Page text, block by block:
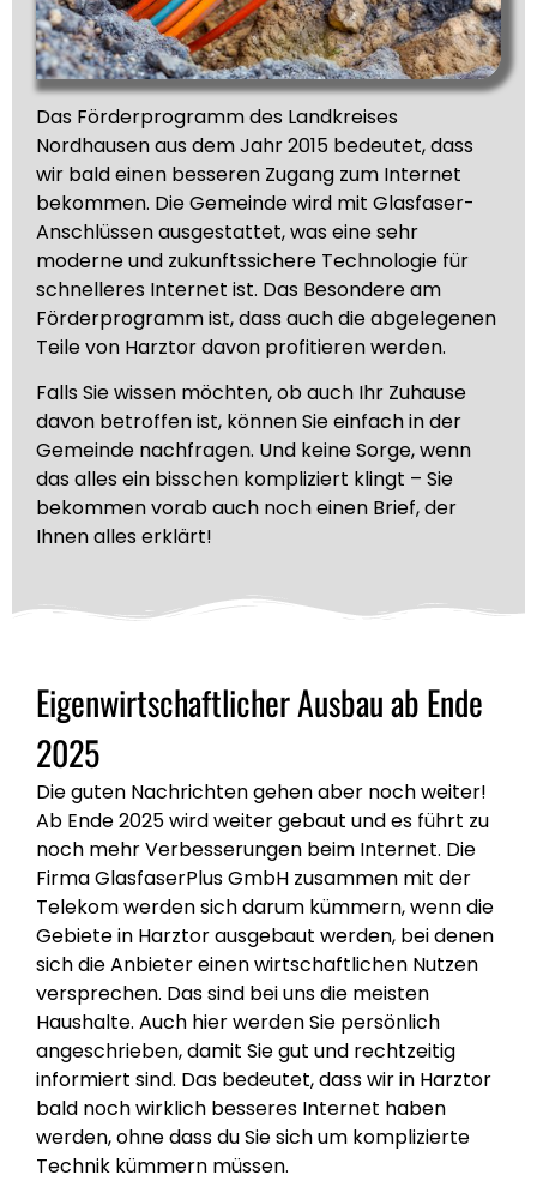
Das Förderprogramm des Landkreises
Nordhausen aus dem Jahr 2015 bedeutet, dass
wir bald einen besseren Zugang zum Internet
bekommen. Die Gemeinde wird mit Glasfaser-
Anschlüssen ausgestattet, was eine sehr
moderne und zukunftssichere Technologie für
schnelleres Internet ist. Das Besondere am
Förderprogramm ist, dass auch die abgelegenen
Teile von Harztor davon profitieren werden.
Falls Sie wissen möchten, ob auch Ihr Zuhause
davon betroffen ist, können Sie einfach in der
Gemeinde nachfragen. Und keine Sorge, wenn
das alles ein bisschen kompliziert klingt – Sie
bekommen vorab auch noch einen Brief, der
Ihnen alles erklärt!
Eigenwirtschaftlicher Ausbau ab Ende
2025
Die guten Nachrichten gehen aber noch weiter!
Ab Ende 2025 wird weiter gebaut und es führt zu
noch mehr Verbesserungen beim Internet. Die
Firma GlasfaserPlus GmbH zusammen mit der
Telekom werden sich darum kümmern, wenn die
Gebiete in Harztor ausgebaut werden, bei denen
sich die Anbieter einen wirtschaftlichen Nutzen
versprechen. Das sind bei uns die meisten
Haushalte. Auch hier werden Sie persönlich
angeschrieben, damit Sie gut und rechtzeitig
informiert sind. Das bedeutet, dass wir in Harztor
bald noch wirklich besseres Internet haben
werden, ohne dass du Sie sich um komplizierte
Technik kümmern müssen.